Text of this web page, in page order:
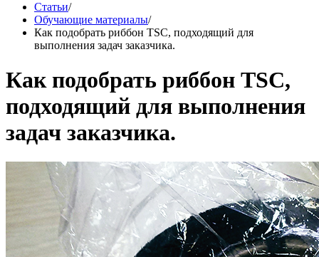
Статьи/
Обучающие материалы/
Как подобрать риббон TSC, подходящий для
выполнения задач заказчика.
Как подобрать риббон TSC,
подходящий для выполнения
задач заказчика.